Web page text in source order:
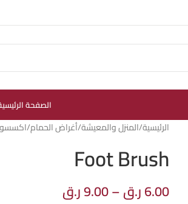
الصفحة
الرئيسية المنزل والمعيشة أغراض الحمام
Foot Brush
6.00ر.ق–
9.00ر.ق